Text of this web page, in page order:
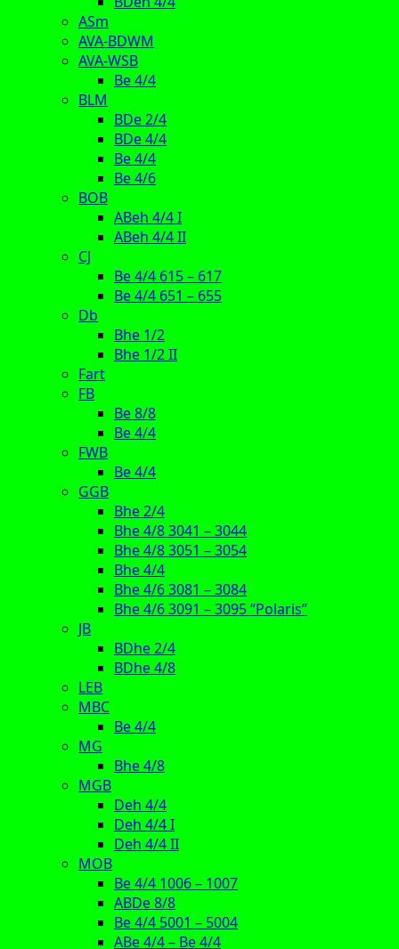
ASm
AVA-BDWM
AVA-WSB
Be 4/4
BLM
BDe 2/4
BDe 4/4
Be 4/4
Be 4/6
BOB
ABeh 4/4 I
ABeh 4/4 II
CJ
Be 4/4 615 – 617
Be 4/4 651 – 655
Db
Bhe 1/2
Bhe 1/2 II
Fart
FB
Be 8/8
Be 4/4
FWB
Be 4/4
GGB
Bhe 2/4
Bhe 4/8 3041 – 3044
Bhe 4/8 3051 – 3054
Bhe 4/4
Bhe 4/6 3081 – 3084
Bhe 4/6 3091 – 3095 “Polaris”
JB
BDhe 2/4
BDhe 4/8
LEB
MBC
Be 4/4
MG
Bhe 4/8
MGB
Deh 4/4
Deh 4/4 I
Deh 4/4 II
MOB
Be 4/4 1006 – 1007
ABDe 8/8
Be 4/4 5001 – 5004
ABe 4/4 – Be 4/4